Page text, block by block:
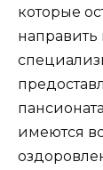
которые
имеются